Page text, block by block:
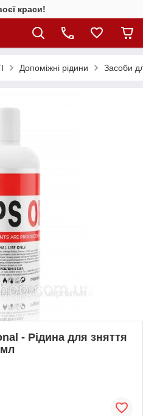
краси!
Допоміжні рідини Засоби
- Рідина для зняття
мл